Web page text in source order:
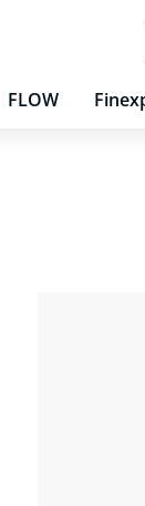
FLOW